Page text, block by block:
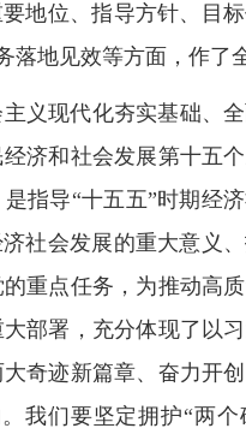
地位、指导方针、目
地见效等方面，作了
义现代化夯实基础、
济和社会发展第十五
指导“十五五”时期经济
社会发展的重大意义
重点任务，为推动高
部署，充分体现了以
奇迹新篇章、奋力开
我们要坚定拥护“两个